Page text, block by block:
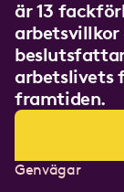
är 13
arbetsvillkor
arbetslivets
framtiden.
Genvägar